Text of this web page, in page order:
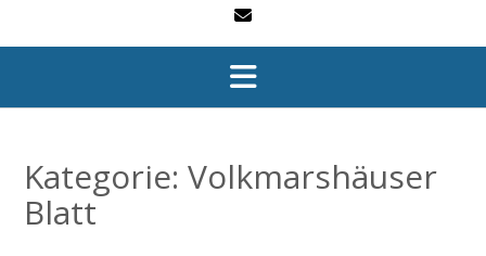
Kategorie: Volkmarshäuser
Blatt